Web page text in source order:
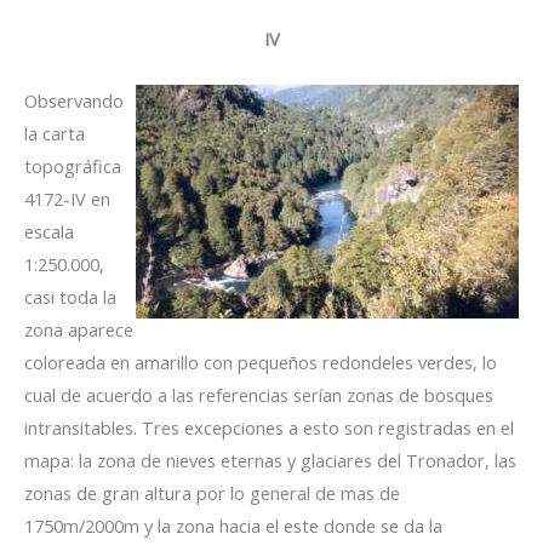
IV
Observando
la carta
topográfica
4172-IV en
escala
1:250.000,
casi toda la
zona aparece
coloreada en amarillo con pequeños redondeles verdes, lo
cual de acuerdo a las referencias serían zonas de bosques
intransitables. Tres excepciones a esto son registradas en el
mapa: la zona de nieves eternas y glaciares del Tronador, las
zonas de gran altura por lo general de mas de
1750m/2000m y la zona hacia el este donde se da la